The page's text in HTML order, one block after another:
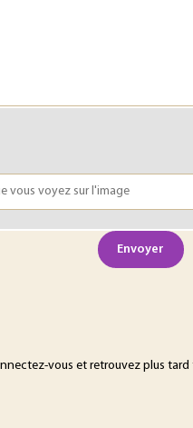
Envoyer
vous et retrouvez plus